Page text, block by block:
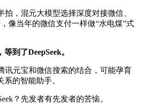
，混元大模型选择深度对接微信、
像当年的微信支付一样做“水电煤”式
到了DeepSeek。‍
讯元宝和微信搜索的结合，可能孕育
的智能助手。
？先发者有先发者的苦恼。‍‍‍‍‍